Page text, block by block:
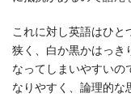
これに対し英語はひと
狭く、白か黒かはっき
なってしまいやすいの
なりやすく、論理的な